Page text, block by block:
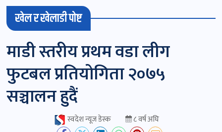
माडी
(स्थानीय)
खबर
पोष्ट
चितवन
खबर
खेल र खेलाडी पोष्ट
माडी स्तरीय प्रथम वडा लीग
फुटबल प्रतियोगिता २०७५
सञ्चालन हुदैं
स्वदेश न्यूज डेस्क ८ वर्ष अघि